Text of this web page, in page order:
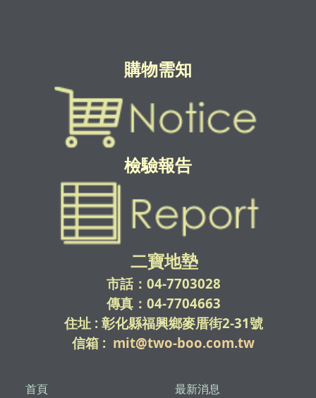
購物需知
檢驗報告
二寶地墊
市話：04-7703028
傳真：04-7704663
住址 : 彰化縣福興鄉麥厝街2-31號
信箱 : mit@two-boo.com.tw
首頁 最新消息